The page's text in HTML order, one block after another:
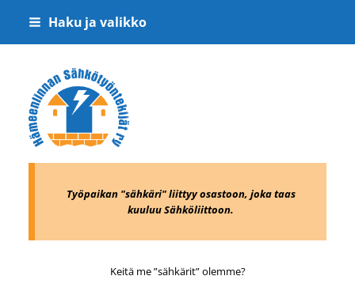
Siirry
sivun
sisältöön
Haku ja valikko
Hämeenlinnan Sähkötyöntekijät ry
Työpaikan "sähkäri" liittyy osastoon, joka taas
kuuluu Sähköliittoon.
Keitä me ”sähkärit” olemme?